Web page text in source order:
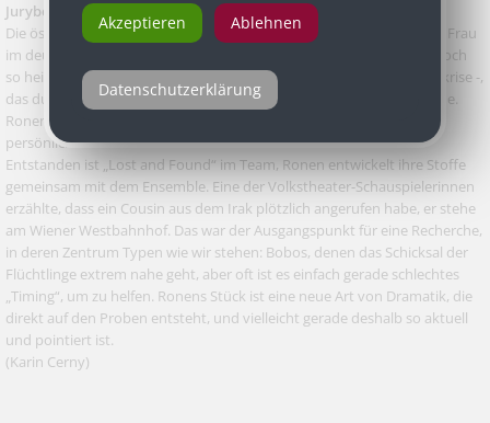
Jurybegründung
Die österreichisch-israelische Regisseurin Yael Ronen ist die lustigste Frau
im deutschsprachigen Theater. Sie ist die Tina Fey der Bühne, kein noch
so heikles Thema - vom Nahostkonflikt bis zur aktuellen Flüchtlingskrise -,
das durch ihren trockenen Humor nicht an uns herangezoomt würde.
Ronens Stärke ist es, große, weltpolitisch brisante Fragen in kleine,
persönliche Geschichte zu verankern.
Entstanden ist „Lost and Found“ im Team, Ronen entwickelt ihre Stoffe
gemeinsam mit dem Ensemble. Eine der Volkstheater-Schauspielerinnen
erzählte, dass ein Cousin aus dem Irak plötzlich angerufen habe, er stehe
am Wiener Westbahnhof. Das war der Ausgangspunkt für eine Recherche,
in deren Zentrum Typen wie wir stehen: Bobos, denen das Schicksal der
Flüchtlinge extrem nahe geht, aber oft ist es einfach gerade schlechtes
„Timing“, um zu helfen. Ronens Stück ist eine neue Art von Dramatik, die
direkt auf den Proben entsteht, und vielleicht gerade deshalb so aktuell
und pointiert ist.
(Karin Cerny)
Akzeptieren Ablehnen
Datenschutzerklärung